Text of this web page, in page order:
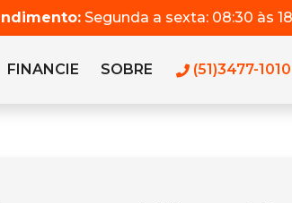
Segunda a sexta: 08:30 às
FINANCIE SOBRE (51)3477-1010